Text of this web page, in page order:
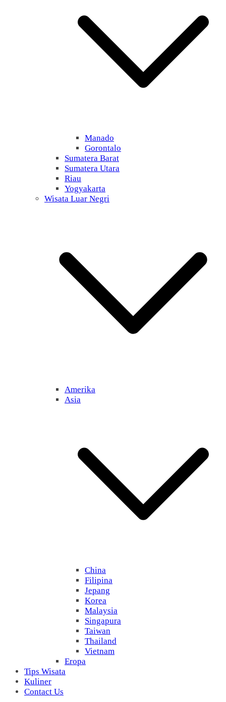
Manado
Gorontalo
Sumatera Barat
Sumatera Utara
Riau
Yogyakarta
Wisata Luar Negri
Amerika
Asia
China
Filipina
Jepang
Korea
Malaysia
Singapura
Taiwan
Thailand
Vietnam
Eropa
Tips Wisata
Kuliner
Contact Us